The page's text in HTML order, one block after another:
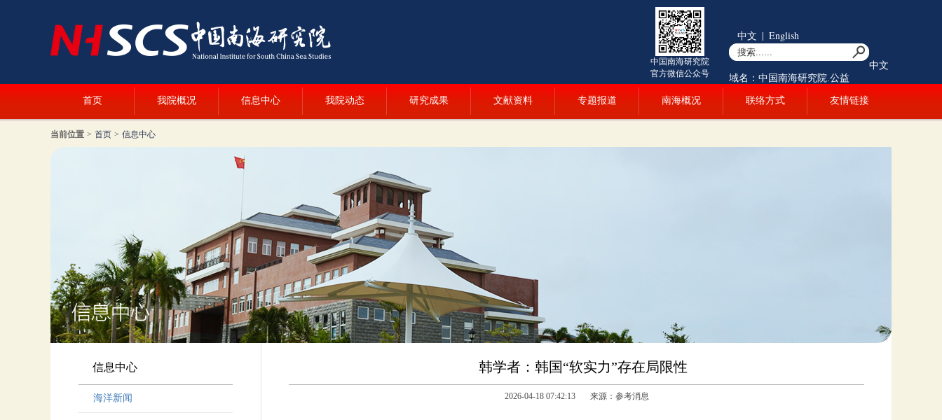
中国南海研究院
官方微信公众号
中文 | English
中文
域名：中国南海研究院.公益
首页 我院概况 信息中心 我院动态 研究成果 文献资料 专题报道 南海概况 联络方式 友情链接
当前位置 > 首页 > 信息中心
信息中心
海洋新闻
韩学者：韩国“软实力”存在局限性
2026-04-18 07:42:13 来源：参考消息